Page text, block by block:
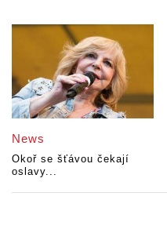
News
Okoř se šťávou čekají
oslavy...